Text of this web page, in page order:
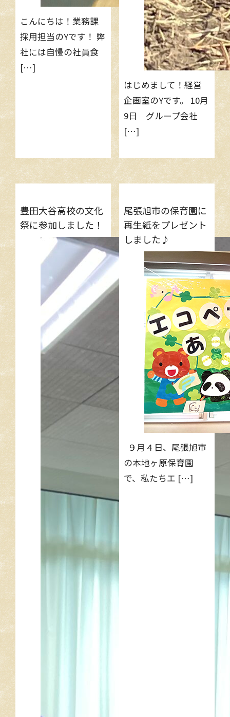
こんにちは！業務課
採用担当のYです！ 弊
社には自慢の社員食
[…]
はじめまして！経営
企画室のYです。 10月
9日 グループ会社
[…]
豊田大谷高校の文化
祭に参加しました！
尾張旭市の保育園に
再生紙をプレゼント
しました♪
９月４日、尾張旭市
の本地ヶ原保育園
で、私たちエ […]